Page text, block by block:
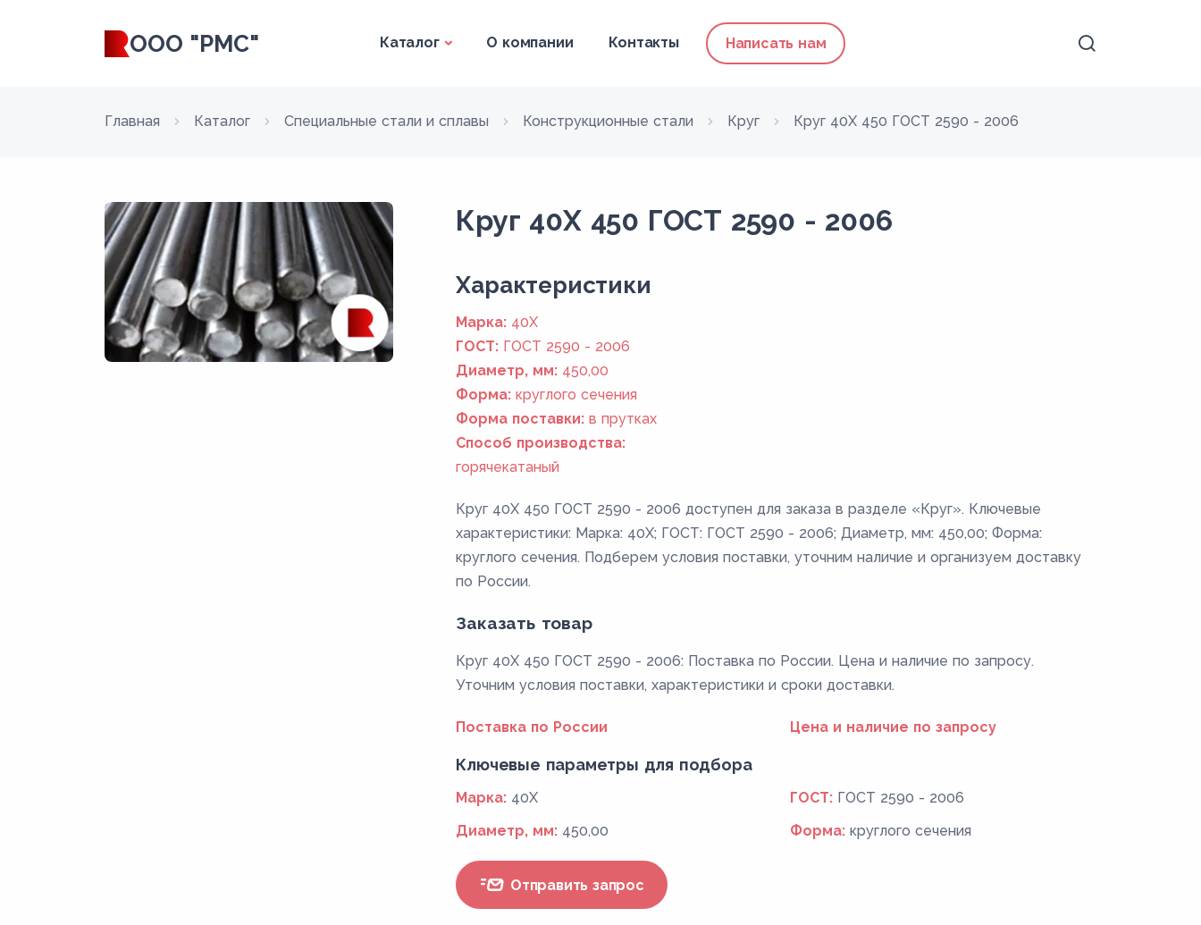
ООО "РМС" Каталог О компании Контакты Написать нам
Главная Каталог Специальные стали и сплавы Конструкционные стали Круг Круг 40Х 450 ГОСТ 2590 - 2006
Круг 40Х 450 ГОСТ 2590 - 2006
Xарактеристики
Марка: 40Х
ГОСТ: ГОСТ 2590 - 2006
Диаметр, мм: 450,00
Форма: круглого сечения
Форма поставки: в прутках
Способ производства:
горячекатаный
Круг 40Х 450 ГОСТ 2590 - 2006 доступен для заказа в разделе «Круг». Ключевые
характеристики: Марка: 40Х; ГОСТ: ГОСТ 2590 - 2006; Диаметр, мм: 450,00; Форма:
круглого сечения. Подберем условия поставки, уточним наличие и организуем доставку
по России.
Заказать товар
Круг 40Х 450 ГОСТ 2590 - 2006: Поставка по России. Цена и наличие по запросу.
Уточним условия поставки, характеристики и сроки доставки.
Поставка по России Цена и наличие по запросу
Ключевые параметры для подбора
Марка: 40Х ГОСТ: ГОСТ 2590 - 2006
Диаметр, мм: 450,00 Форма: круглого сечения
Отправить запрос